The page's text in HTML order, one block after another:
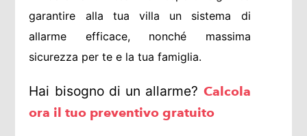
garantire alla tua villa un sistema di
allarme efficace, nonché massima
sicurezza per te e la tua famiglia.
Hai bisogno di un allarme? Calcola
ora il tuo preventivo gratuito